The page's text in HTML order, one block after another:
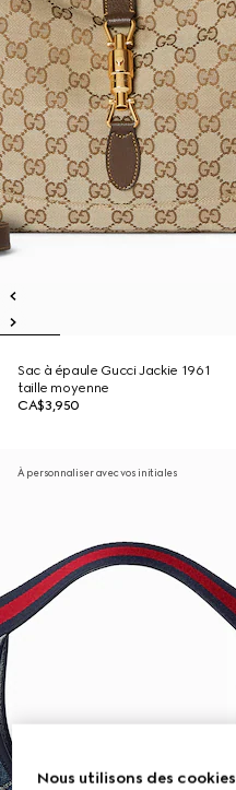
Sac à épaule Gucci Jackie 1961
taille moyenne
CA$3,950
À personnaliser avec vos initiales
Nous utilisons des cookies